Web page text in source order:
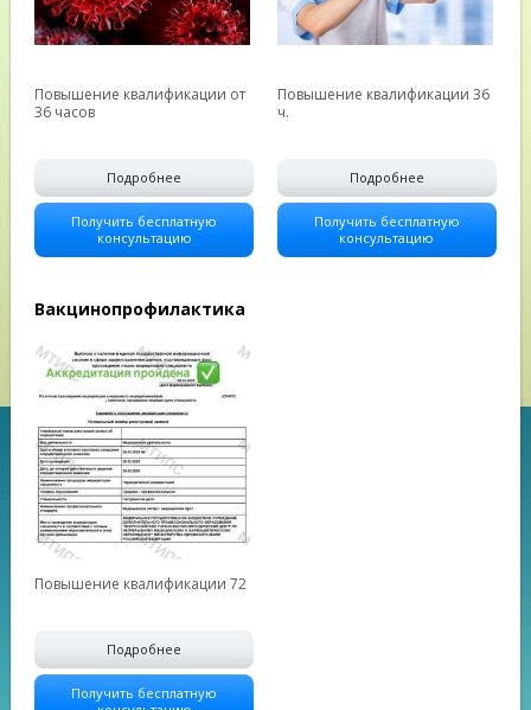
Повышение квалификации от
36 часов
Подробнее
Получить бесплатную
консультацию
Повышение квалификации 36
ч.
Подробнее
Получить бесплатную
консультацию
Вакцинопрофилактика
Повышение квалификации 72
Подробнее
Получить бесплатную